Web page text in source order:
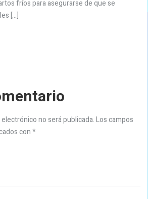
fríos para asegurarse de que se
[…]
no será publicada.Los campos
con*